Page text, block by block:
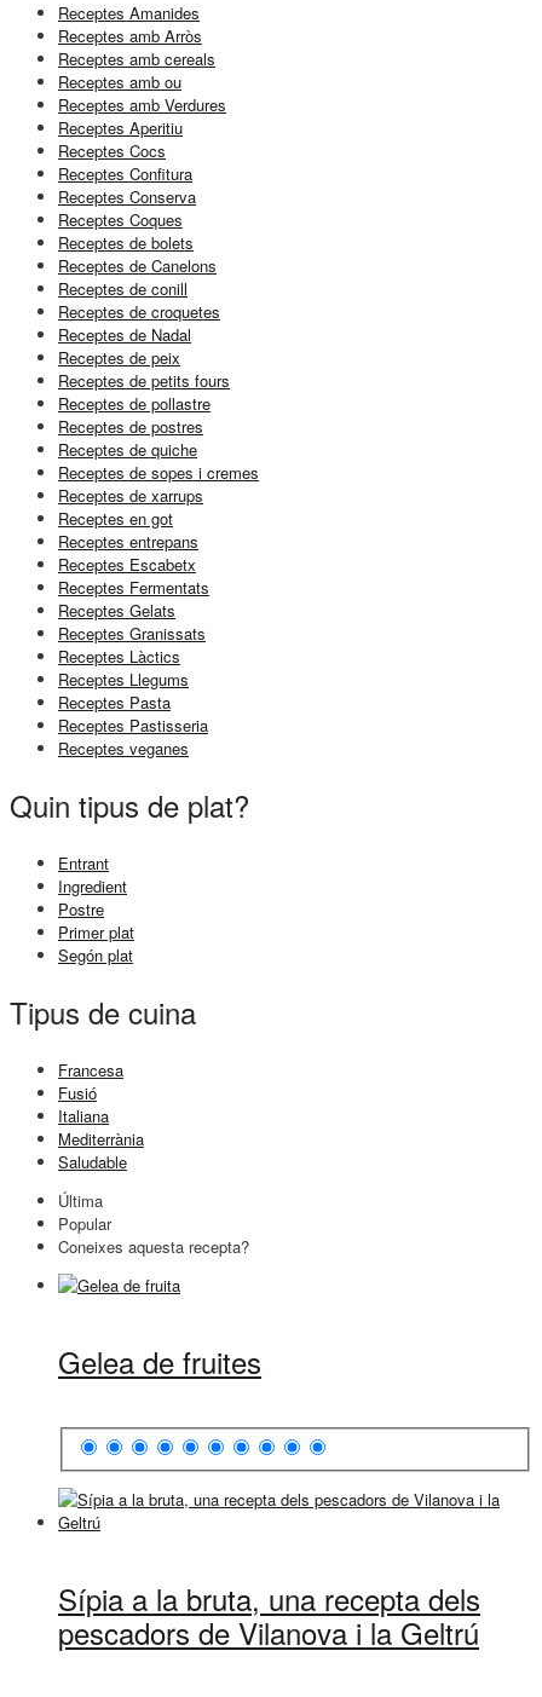
Receptes Amanides
Receptes amb Arròs
Receptes amb cereals
Receptes amb ou
Receptes amb Verdures
Receptes Aperitiu
Receptes Cocs
Receptes Confitura
Receptes Conserva
Receptes Coques
Receptes de bolets
Receptes de Canelons
Receptes de conill
Receptes de croquetes
Receptes de Nadal
Receptes de peix
Receptes de petits fours
Receptes de pollastre
Receptes de postres
Receptes de quiche
Receptes de sopes i cremes
Receptes de xarrups
Receptes en got
Receptes entrepans
Receptes Escabetx
Receptes Fermentats
Receptes Gelats
Receptes Granissats
Receptes Làctics
Receptes Llegums
Receptes Pasta
Receptes Pastisseria
Receptes veganes
Quin tipus de plat?
Entrant
Ingredient
Postre
Primer plat
Segón plat
Tipus de cuina
Francesa
Fusió
Italiana
Mediterrània
Saludable
Última
Popular
Coneixes aquesta recepta?
Gelea de fruites
Sípia a la bruta, una recepta dels
pescadors de Vilanova i la Geltrú